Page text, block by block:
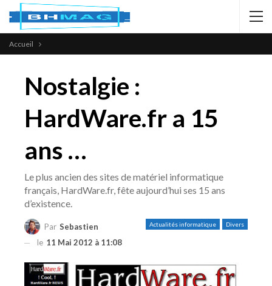
Accueil
Nostalgie :
HardWare.fr a 15
ans …
Le plus ancien des sites de matériel informatique
français, HardWare.fr, fête aujourd’hui ses 15 ans
d’existence.
Actualités informatique Divers
Par Sebastien
le 11 Mai 2012 à 11:08